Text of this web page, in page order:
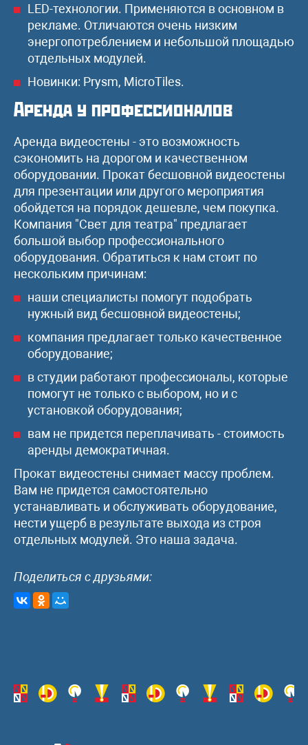
LED-технологии. Применяются в основном в
рекламе. Отличаются очень низким
энергопотреблением и небольшой площадью
отдельных модулей.
Новинки: Prysm, MicroTiles.
Аренда у профессионалов
Аренда видеостены - это возможность
сэкономить на дорогом и качественном
оборудовании. Прокат бесшовной видеостены
для презентации или другого мероприятия
обойдется на порядок дешевле, чем покупка.
Компания "Свет для театра" предлагает
большой выбор профессионального
оборудования. Обратиться к нам стоит по
нескольким причинам:
наши специалисты помогут подобрать
нужный вид бесшовной видеостены;
компания предлагает только качественное
оборудование;
в студии работают профессионалы, которые
помогут не только с выбором, но и с
установкой оборудования;
вам не придется переплачивать - стоимость
аренды демократичная.
Прокат видеостены снимает массу проблем.
Вам не придется самостоятельно
устанавливать и обслуживать оборудование,
нести ущерб в результате выхода из строя
отдельных модулей. Это наша задача.
Поделиться с друзьями: